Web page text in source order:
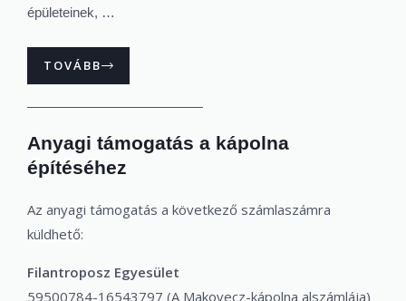
épületeinek, …
TOVÁBB
Anyagi támogatás a kápolna
építéséhez
Az anyagi támogatás a következő számlaszámra
küldhető:
Filantroposz Egyesület
59500784-16543797 (A Makovecz-kápolna alszámlája)